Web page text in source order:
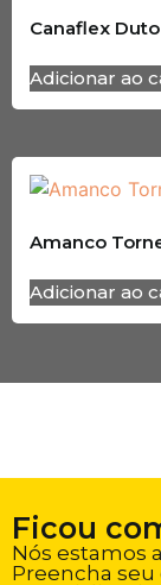
Canaflex
Adicionar ao
Amanco
Adicionar ao
Ficou
Nós estamos
Preencha